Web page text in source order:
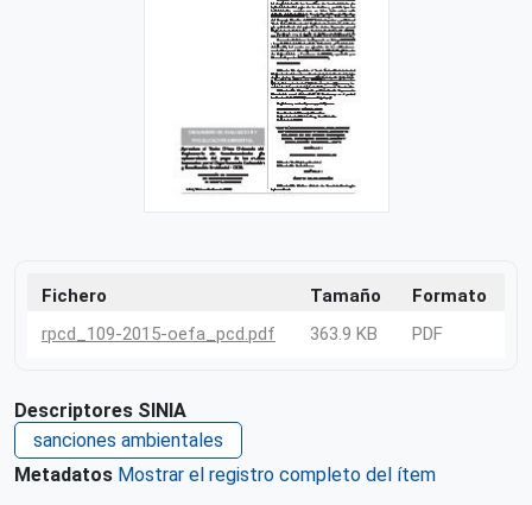
Fichero Tamaño
Formato
rpcd_109-2015-oefa_pcd.pdf
363.9 KB PDF
Descriptores SINIA
sanciones ambientales
Metadatos Mostrar el registro completo del ítem